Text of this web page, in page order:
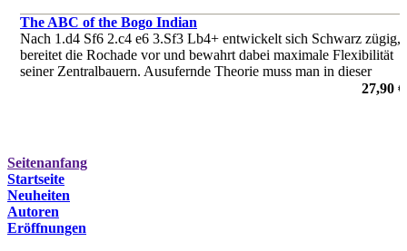
The ABC of the Bogo Indian
Nach 1.d4 Sf6 2.c4 e6 3.Sf3 Lb4+ entwickelt sich Schwarz zügig,
bereitet die Rochade vor und bewahrt dabei maximale Flexibilität
seiner Zentralbauern. Ausufernde Theorie muss man in dieser
27,90 €
Seitenanfang
Startseite
Neuheiten
Autoren
Eröffnungen